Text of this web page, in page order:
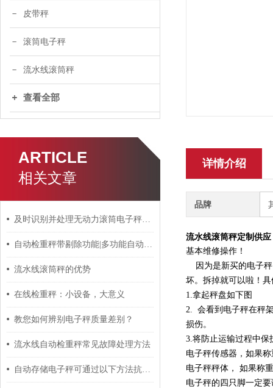
皮带秤
滚筒电子秤
流水线滚筒秤
查看全部
ARTICLE
相关文章
及时识别并处理无动力滚筒电子秤故障问题有助于维持称重精度
自动检重秤带剔除功能|多功能自动重检机优势
流水线滚筒秤的优势
在线检重秤：小设备，大意义
教您如何辨别电子秤质量差别？
流水线自动检重秤常见故障处理方法
自动存储电子秤可通过以下方法抗干扰
详情介绍
品牌
流水线滚筒秤定制供应
基本维修操作！
因为是新买的电子秤
坏。拆掉就可以啦！
1.拿起秤盘如下图
2. 会看到电子秤在秤
损伤。
3.将防止运输过程中保
电子秤传感器，如果
电子秤秤体， 如果称
电子秤的四只脚一定